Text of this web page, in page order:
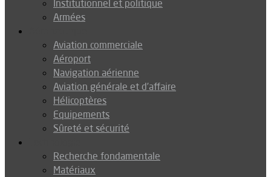
Institutionnel et politique
Armées
Aviation commerciale
Aéroport
Navigation aérienne
Aviation générale et d’affaire
Hélicoptères
Equipements
Sûreté et sécurité
Recherche fondamentale
Matériaux